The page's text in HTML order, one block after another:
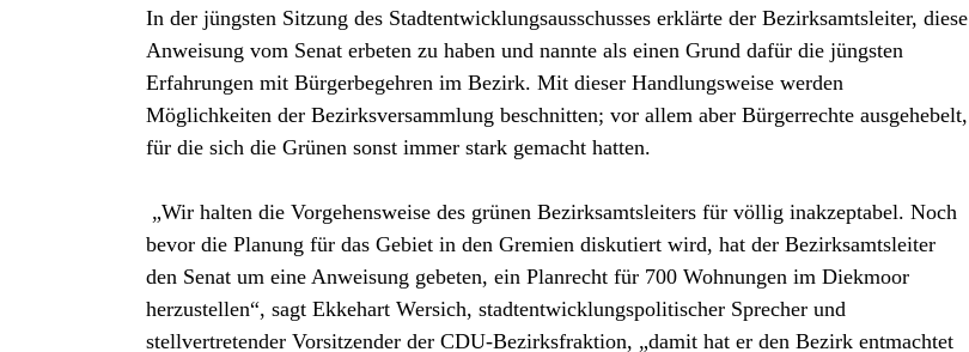
In der jüngsten Sitzung des Stadtentwicklungsausschusses erklärte der Bezirksamtsleiter, diese
Anweisung vom Senat erbeten zu haben und nannte als einen Grund dafür die jüngsten
Erfahrungen mit Bürgerbegehren im Bezirk. Mit dieser Handlungsweise werden
Möglichkeiten der Bezirksversammlung beschnitten; vor allem aber Bürgerrechte ausgehebelt,
für die sich die Grünen sonst immer stark gemacht hatten.
„Wir halten die Vorgehensweise des grünen Bezirksamtsleiters für völlig inakzeptabel. Noch
bevor die Planung für das Gebiet in den Gremien diskutiert wird, hat der Bezirksamtsleiter
den Senat um eine Anweisung gebeten, ein Planrecht für 700 Wohnungen im Diekmoor
herzustellen“, sagt Ekkehart Wersich, stadtentwicklungspolitischer Sprecher und
stellvertretender Vorsitzender der CDU-Bezirksfraktion, „damit hat er den Bezirk entmachtet